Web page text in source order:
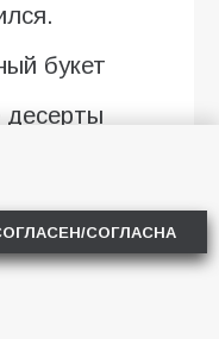
букет
десерты
которые
вместо
В
вкуса,
СОГЛАСНА